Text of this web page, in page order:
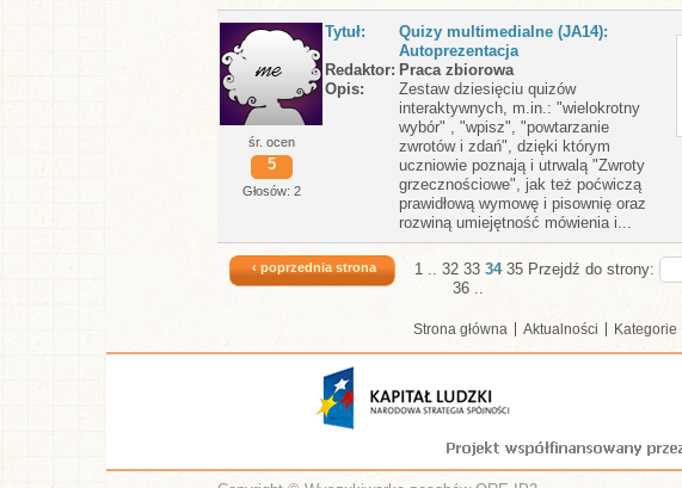
śr. ocen
5
Głosów: 2
Tytuł
Quizy multimedialne (JA14):
Autoprezentacja
Redaktor Praca zbiorowa
Opis
Zestaw dziesięciu quizów
interaktywnych, m.in.: "wielokrotny
wybór" , "wpisz", "powtarzanie
zwrotów i zdań", dzięki którym
uczniowie poznają i utrwalą "Zwroty
grzecznościowe", jak też poćwiczą
prawidłową wymowę i pisownię oraz
rozwiną umiejętność mówienia i...
‹ poprzednia strona 1 .. 32 33 34 35
36 ..
Przejdź do strony:
Strona główna Aktualności Kategorie